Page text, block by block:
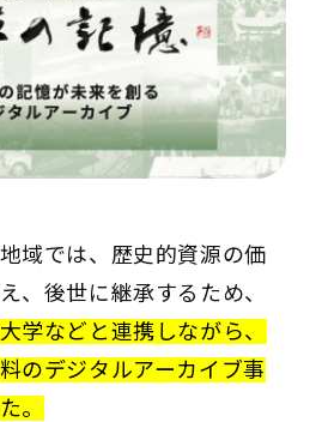
域では、歴史的資源の価
、後世に継承するため、
学などと連携しながら、
のデジタルアーカイブ事
。